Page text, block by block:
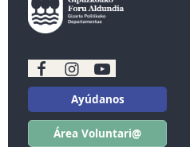
Ayúdanos
Área Voluntari@